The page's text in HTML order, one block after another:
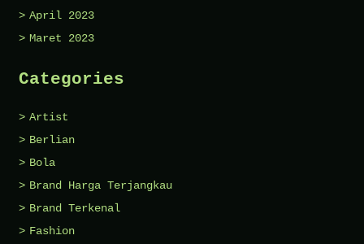
April 2023
Maret 2023
Categories
Artist
Berlian
Bola
Brand Harga Terjangkau
Brand Terkenal
Fashion